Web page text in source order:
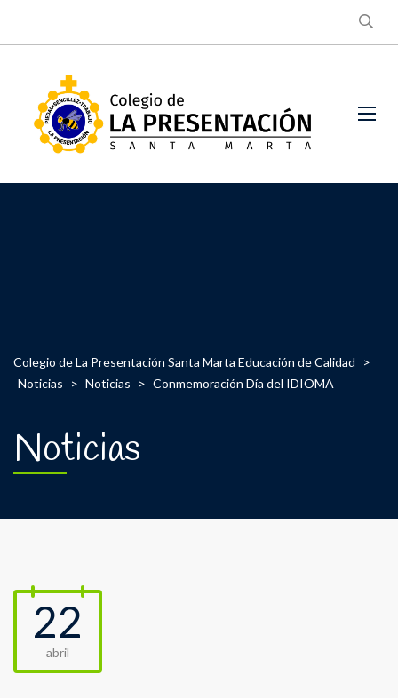
Colegio de La Presentación Santa Marta Educación de Calidad
>
Noticias
> Noticias > Conmemoración Día del IDIOMA
Noticias
22
abril